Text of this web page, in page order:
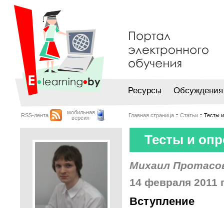
Ресурсы Обсуждения
RSS-лента
мобильная
версия
Главная страница :: Статьи :: Тесты
Тесты и
Михаил
14 февраля 2011
Вступление